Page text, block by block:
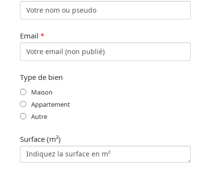
Email *
Type de bien
Maison
Appartement
Autre
Surface (m²)